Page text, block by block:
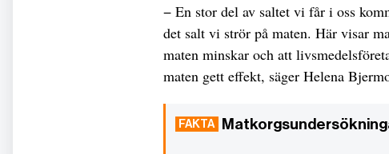
− En stor del av saltet vi får i oss
det salt vi strör på maten. Här visar
maten minskar och att
maten gett effekt, säger Helena